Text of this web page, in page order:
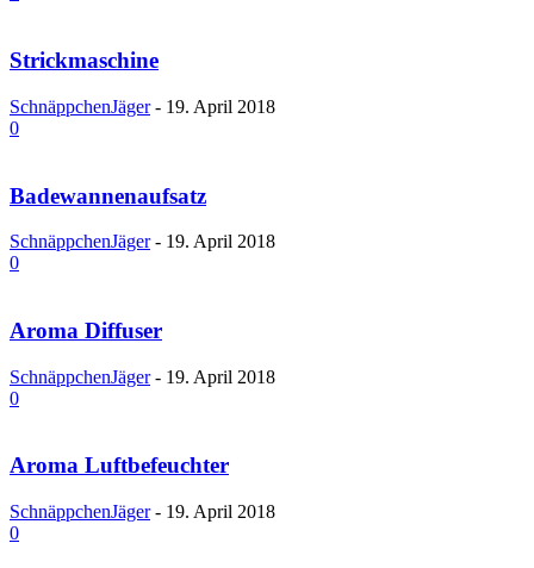
Strickmaschine
SchnäppchenJäger - 19. April 2018
0
Badewannenaufsatz
SchnäppchenJäger - 19. April 2018
0
Aroma Diffuser
SchnäppchenJäger - 19. April 2018
0
Aroma Luftbefeuchter
SchnäppchenJäger - 19. April 2018
0